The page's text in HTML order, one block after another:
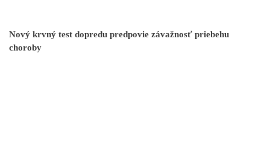
Nový krvný test dopredu predpovie závažnosť priebehu
choroby